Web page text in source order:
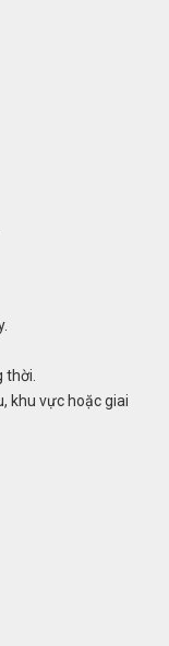
thời.
khu vực hoặc giai